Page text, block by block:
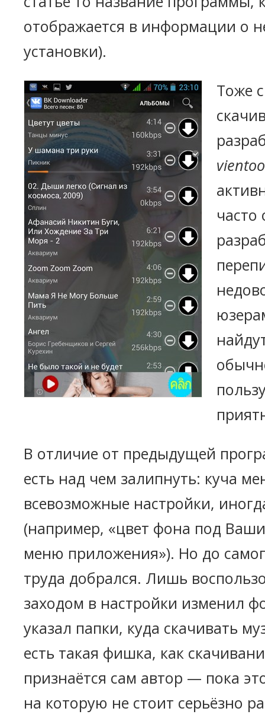
отображается в информации о
установки).
Тоже
часто
В отличие от предыдущей
есть над чем залипнуть: куча
всевозможные настройки,
(например, «цвет фона под
меню приложения»). Но до
труда добрался. Лишь
заходом в настройки изменил
указал папки, куда скачивать
есть такая фишка, как
признаётся сам автор — пока
на которую не стоит серьёзно